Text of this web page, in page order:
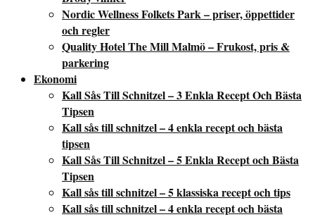
Nordic Wellness Folkets Park – priser, öppettider
och regler
Quality Hotel The Mill Malmö – Frukost, pris &
parkering
Ekonomi
Kall Sås Till Schnitzel – 3 Enkla Recept Och Bästa
Tipsen
Kall sås till schnitzel – 4 enkla recept och bästa
tipsen
Kall Sås Till Schnitzel – 5 Enkla Recept och Bästa
Tipsen
Kall sås till schnitzel – 5 klassiska recept och tips
Kall sås till schnitzel – 4 enkla recept och bästa